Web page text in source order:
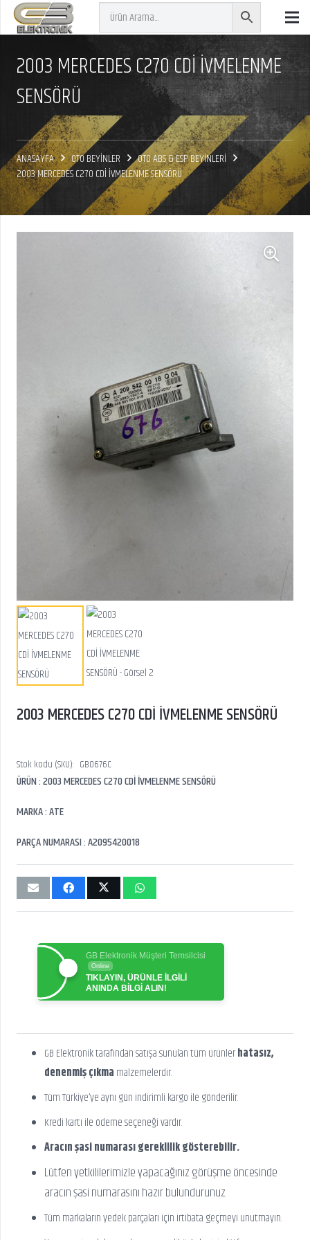
2003 MERCEDES C270 CDİ İVMELENME
SENSÖRÜ
ANASAYFA OTO BEYİNLER
OTO ABS & ESP BEYİNLERİ
2003 MERCEDES C270 CDİ İVMELENME SENSÖRÜ
2003 MERCEDES C270 CDİ İVMELENME SENSÖRÜ
Stok kodu (SKU): GB0676C
ÜRÜN : 2003 MERCEDES C270 CDİ İVMELENME SENSÖRÜ
MARKA : ATE
PARÇA NUMARASI : A2095420018
GB Elektronik Müşteri Temsilcisi
Online
TIKLAYIN, ÜRÜNLE İLGİLİ
ANINDA BİLGİ ALIN!
GB Elektronik tarafından satışa sunulan tüm ürünlerhatasız,
denenmiş çıkma malzemelerdir.
Tüm Türkiye’ye aynı gün indirimli kargo ile gönderilir.
Kredi kartı ile ödeme seçeneği vardır.
Aracın şasi numarası gereklilik gösterebilir.
Lütfen yetkililerimizle yapacağınız görüşme öncesinde
aracın şasi numarasını hazır bulundurunuz.
Tüm markaların yedek parçaları için irtibata geçmeyi unutmayın.